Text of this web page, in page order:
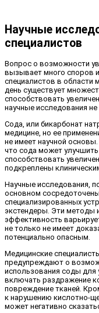
Научные
специалистов
Вопрос о возможности
вызывает много споров
специалистов в области
день существует
способствовать
научные исследования
Сода, или бикарбонат
медицине, но ее
не имеет научной
что сода может
способствовать
подкреплены
Научные исследования,
основном сосредоточены
специализированных
экстендеры. Эти методы
эффективность
не только не имеет
потенциально опасным.
Медицинские
предупреждают о
использования соды для
включать раздражение
повреждение тканей.
к нарушению кислотно-
может негативно